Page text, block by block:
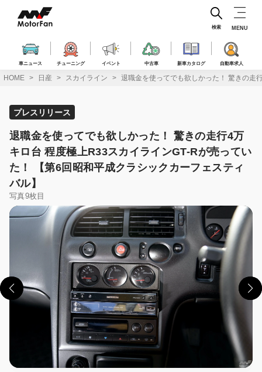
ス
車ニュース チューニング イベント 中古車 新車カタログ 自動車求人
検索 MENU
HOME 日産 スカイライン 退職金を使ってでも欲しかった！ 驚きの走
プレスリリース
退職金を使ってでも欲しかった！ 驚きの走行4万
キロ台 程度極上R33スカイラインGT-Rが売ってい
た！ 【第6回昭和平成クラシックカーフェスティ
バル】
写真9枚目
この画像の記事を読む